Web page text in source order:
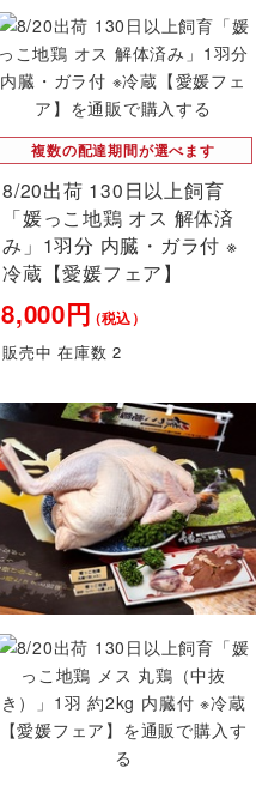
複数の配達期間が選べます
8/20出荷 130日以上飼育
「媛っこ地鶏 オス 解体済
み」1羽分 内臓・ガラ付 ※
冷蔵【愛媛フェア】
8,000円 （税込）
販売中 在庫数 2